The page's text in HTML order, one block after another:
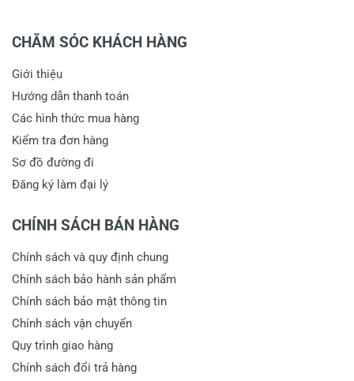
CHĂM SÓC KHÁCH HÀNG
Giới thiệu
Hướng dẫn thanh toán
Các hình thức mua hàng
Kiểm tra đơn hàng
Sơ đồ đường đi
Đăng ký làm đại lý
CHÍNH SÁCH BÁN HÀNG
Chính sách và quy định chung
Chính sách bảo hành sản phẩm
Chính sách bảo mật thông tin
Chính sách vận chuyển
Quy trình giao hàng
Chính sách đổi trả hàng